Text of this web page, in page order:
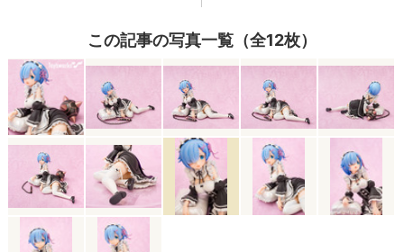
この記事の写真一覧（全12枚）